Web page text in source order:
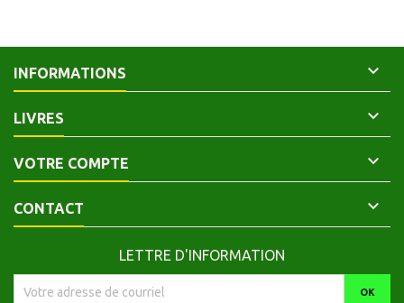
INFORMATIONS 
LIVRES 
VOTRE COMPTE 
CONTACT 
LETTRE D'INFORMATION